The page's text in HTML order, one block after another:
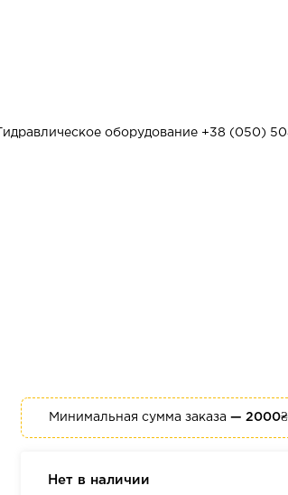
Гидравлическое оборудование +38 (050)
Минимальная сумма заказа— 2000₴
Нет в наличии